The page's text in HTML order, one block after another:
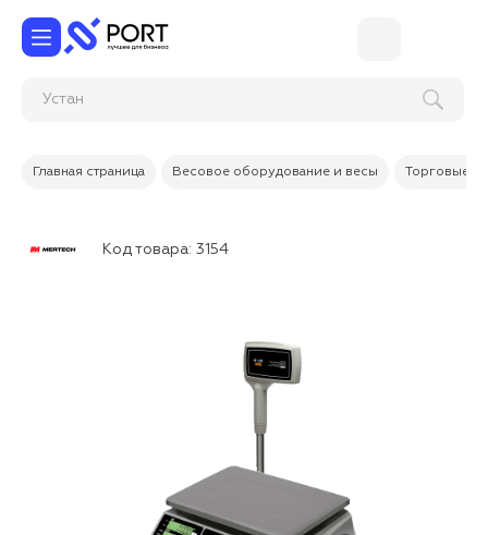
Ус
Главная страница Весовое оборудование и весы Торговые
Код товара: 3154